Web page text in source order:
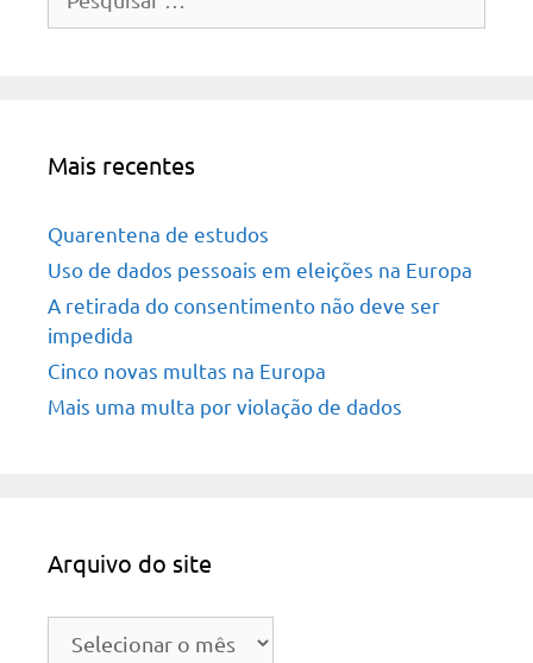
por:
Mais recentes
Quarentena de estudos
Uso de dados pessoais em eleições na Europa
A retirada do consentimento não deve ser
impedida
Cinco novas multas na Europa
Mais uma multa por violação de dados
Arquivo do site
Arquivo